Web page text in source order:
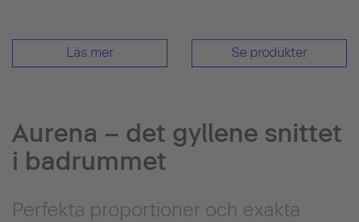
Läs mer Se produkter
Aurena – det gyllene snittet
i badrummet
Perfekta proportioner och exakta